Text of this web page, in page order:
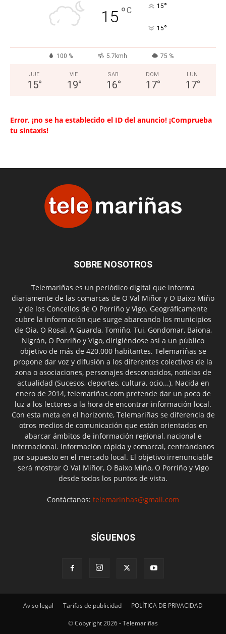
15 °C 15°
15°
100 % 5.7kmh 75 %
JUE
15°
VIE
19°
SAB
16°
DOM
17°
LUN
17°
Error, ¡no se ha establecido el ID del anuncio! ¡Comprueba
tu sintaxis!
SOBRE NOSOTROS
Telemariñas es un periódico digital que informa
diariamente de las comarcas de O Val Miñor y O Baixo Miño
y de los Concellos de O Porriño y Vigo. Geográficamente
cubre la información que surge abarcando los municipios
de Oia, O Rosal, A Guarda, Tomiño, Tui, Gondomar, Baiona,
Nigrán, O Porriño y Vigo, dirigiéndose así a un público
objetivo de más de 420.000 habitantes. Telemariñas se
propone dar voz y difusión a los diferentes colectivos de la
zona o asociaciones, personajes desconocidos, noticias de
actualidad (Sucesos, deportes, cultura, ocio...). Nacida en
enero de 2014, telemariñas.com pretende dar un poco de
luz a los lectores a la hora de encontrar información local.
Con esta meta en el horizonte, Telemariñas se diferencia de
otros medios de comunicación que están orientados en
abarcar ámbitos de información regional, nacional e
internacional. Información rápida y comarcal, centrándonos
por supuesto en el mercado local. El objetivo irrenunciable
será mostrar O Val Miñor, O Baixo Miño, O Porriño y Vigo
desde todos los puntos de vista.
Contáctanos: telemarinhas@gmail.com
SÍGUENOS
Aviso legal Tarifas de publicidad POLÍTICA DE PRIVACIDAD
© Copyright 2026 - Telemariñas